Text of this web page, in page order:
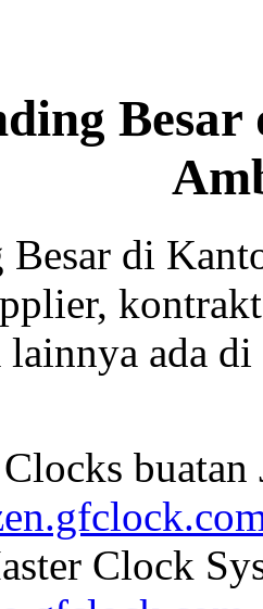
di
lainnya ada
buatan
Clock